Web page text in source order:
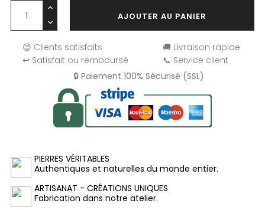
AJOUTER AU PANIER
😊 Clients satisfaits
🚚 Livraison rapide
↩️ Satisfait ou remboursé
📞 Service client
🔒 Paiement 100% Sécurisé (SSL)
PIERRES VÉRITABLES
Authentiques et naturelles du monde entier.
ARTISANAT - CRÉATIONS UNIQUES
Fabrication dans notre atelier.